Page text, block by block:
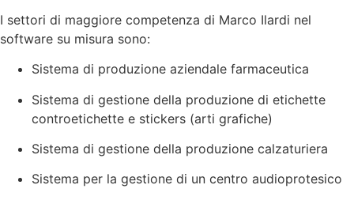
I settori di maggiore competenza di Marco Ilardi nel
software su misura sono:
Sistema di produzione aziendale farmaceutica
Sistema di gestione della produzione di etichette
controetichette e stickers (arti grafiche)
Sistema di gestione della produzione calzaturiera
Sistema per la gestione di un centro audioprotesico